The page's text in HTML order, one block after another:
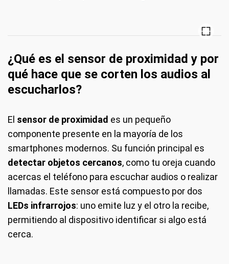
¿Qué es el sensor de proximidad y por
qué hace que se corten los audios al
escucharlos?
El sensor de proximidad es un pequeño
componente presente en la mayoría de los
smartphones modernos. Su función principal es
detectar objetos cercanos, como tu oreja cuando
acercas el teléfono para escuchar audios o realizar
llamadas. Este sensor está compuesto por dos
LEDs infrarrojos: uno emite luz y el otro la recibe,
permitiendo al dispositivo identificar si algo está
cerca.